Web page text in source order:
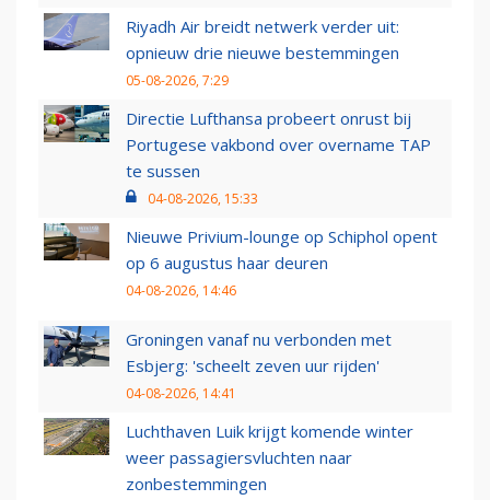
Riyadh Air breidt netwerk verder uit:
opnieuw drie nieuwe bestemmingen
05-08-2026, 7:29
Directie Lufthansa probeert onrust bij
Portugese vakbond over overname TAP
te sussen
04-08-2026, 15:33
Nieuwe Privium-lounge op Schiphol opent
op 6 augustus haar deuren
04-08-2026, 14:46
Groningen vanaf nu verbonden met
Esbjerg: 'scheelt zeven uur rijden'
04-08-2026, 14:41
Luchthaven Luik krijgt komende winter
weer passagiersvluchten naar
zonbestemmingen